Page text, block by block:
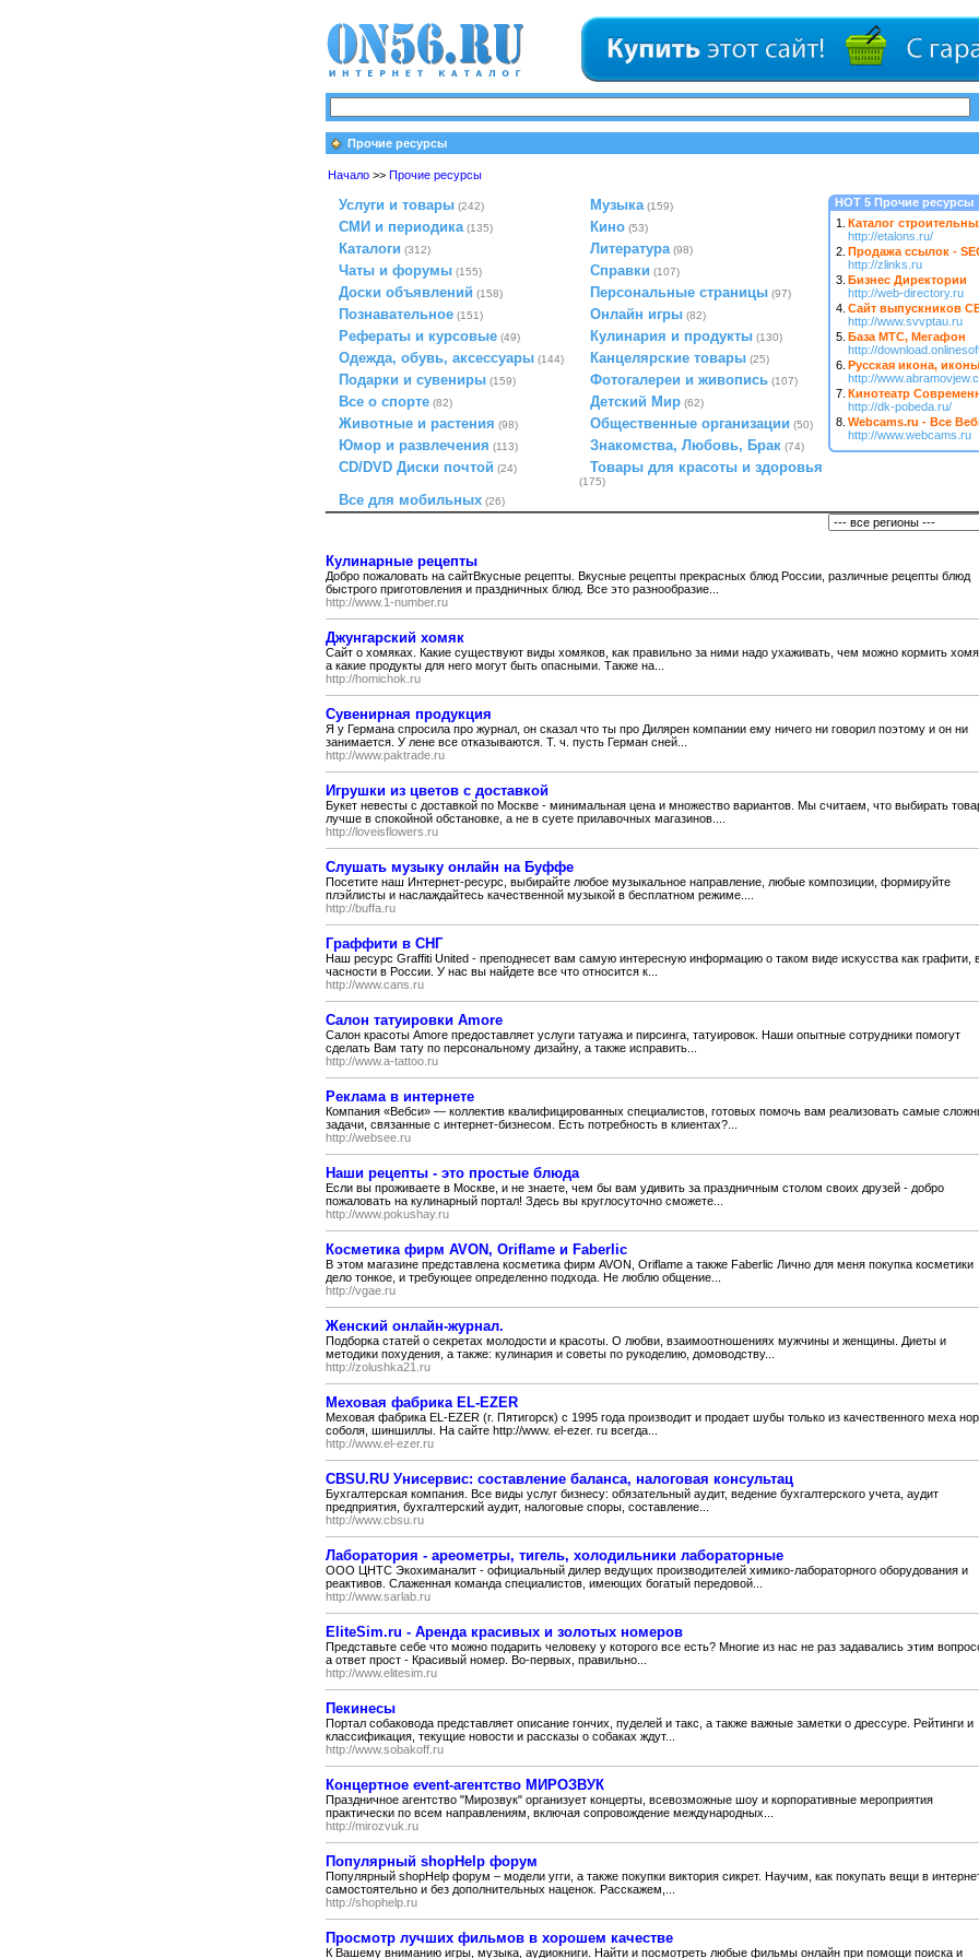
Прочие ресурсы
Начало >> Прочие ресурсы
Услуги и товары (242) Музыка (159)
СМИ и периодика (135) Кино (53)
Каталоги (312) Литература (98)
Чаты и форумы (155) Справки (107)
Доски объявлений (158) Персональные страницы (97)
Познавательное (151) Онлайн игры (82)
Рефераты и курсовые (49) Кулинария и продукты (130)
Одежда, обувь, аксессуары (144) Канцелярские товары (25)
Подарки и сувениры (159) Фотогалереи и живопись (107)
Все о спорте (82) Детский Мир (62)
Животные и растения (98) Общественные организации (50)
Юмор и развлечения (113) Знакомства, Любовь, Брак (74)
CD/DVD Диски почтой (24) Товары для красоты и здоровья
(175)
Все для мобильных (26)
HOT 5 Прочие ресурсы
1. Каталог
http://etalons.ru/
2. Продажа ссылок -
http://zlinks.ru
3. Бизнес Директории
http://web-directory.ru
4. Сайт выпускников
http://www.svvptau.ru
5. База МТС, Мегафон
http://
6. Русская икона,
http://
7. Кинотеатр
http://dk-pobeda.ru/
8. Webcams.ru - Все
http://www.webcams.ru
Кулинарные рецепты
Добро пожаловать на сайтВкусные рецепты. Вкусные рецепты прекрасных блюд России, различные рецепты блюд
быстрого приготовления и праздничных блюд. Все это разнообразие...
http://www.1-number.ru
Джунгарский хомяк
Сайт о хомяках. Какие существуют виды хомяков, как правильно за ними надо ухаживать, чем можно кормить
а какие продукты для него могут быть опасными. Также на...
http://homichok.ru
Сувенирная продукция
Я у Германа спросила про журнал, он сказал что ты про Дилярен компании ему ничего ни говорил поэтому и он ни
занимается. У лене все отказываются. Т. ч. пусть Герман сней...
http://www.paktrade.ru
Игрушки из цветов с доставкой
Букет невесты с доставкой по Москве - минимальная цена и множество вариантов. Мы считаем, что выбирать
лучше в спокойной обстановке, а не в суете прилавочных магазинов....
http://loveisflowers.ru
Слушать музыку онлайн на Буффе
Посетите наш Интернет-ресурс, выбирайте любое музыкальное направление, любые композиции, формируйте
плэйлисты и наслаждайтесь качественной музыкой в бесплатном режиме....
http://buffa.ru
Граффити в СНГ
Наш ресурс Graffiti United - преподнесет вам самую интересную информацию о таком виде искусства как графити,
часности в России. У нас вы найдете все что относится к...
http://www.cans.ru
Салон татуировки Amore
Салон красоты Amore предоставляет услуги татуажа и пирсинга, татуировок. Наши опытные сотрудники помогут
сделать Вам тату по персональному дизайну, а также исправить...
http://www.a-tattoo.ru
Реклама в интернете
Компания «Вебси» — коллектив квалифицированных специалистов, готовых помочь вам реализовать самые
задачи, связанные с интернет-бизнесом. Есть потребность в клиентах?...
http://websee.ru
Наши рецепты - это простые блюда
Если вы проживаете в Москве, и не знаете, чем бы вам удивить за праздничным столом своих друзей - добро
пожаловать на кулинарный портал! Здесь вы круглосуточно сможете...
http://www.pokushay.ru
Косметика фирм AVON, Oriflame и Faberlic
В этом магазине представлена косметика фирм AVON, Oriflame а также Faberlic Лично для меня покупка косметики
дело тонкое, и требующее определенно подхода. Не люблю общение...
http://vgae.ru
Женский онлайн-журнал.
Подборка статей о секретах молодости и красоты. О любви, взаимоотношениях мужчины и женщины. Диеты и
методики похудения, а также: кулинария и советы по рукоделию, домоводству...
http://zolushka21.ru
Меховая фабрика EL-EZER
Меховая фабрика EL-EZER (г. Пятигорск) c 1995 года производит и продает шубы только из качественного меха
соболя, шиншиллы. На сайте http://www. el-ezer. ru всегда...
http://www.el-ezer.ru
CBSU.RU Унисервис: составление баланса, налоговая консультац
Бухгалтерская компания. Все виды услуг бизнесу: обязательный аудит, ведение бухгалтерского учета, аудит
предприятия, бухгалтерский аудит, налоговые споры, составление...
http://www.cbsu.ru
Лаборатория - ареометры, тигель, холодильники лабораторные
ООО ЦНТС Экохиманалит - официальный дилер ведущих производителей химико-лабораторного оборудования и
реактивов. Слаженная команда специалистов, имеющих богатый передовой...
http://www.sarlab.ru
EliteSim.ru - Аренда красивых и золотых номеров
Представьте себе что можно подарить человеку у которого все есть? Многие из нас не раз задавались этим
а ответ прост - Красивый номер. Во-первых, правильно...
http://www.elitesim.ru
Пекинесы
Портал собаковода представляет описание гончих, пуделей и такс, а также важные заметки о дрессуре. Рейтинги и
классификация, текущие новости и рассказы о собаках ждут...
http://www.sobakoff.ru
Концертное event-агентство МИРОЗВУК
Праздничное агентство "Мирозвук" организует концерты, всевозможные шоу и корпоративные мероприятия
практически по всем направлениям, включая сопровождение международных...
http://mirozvuk.ru
Популярный shopHelp форум
Популярный shopHelp форум – модели угги, а также покупки виктория сикрет. Научим, как покупать вещи в
самостоятельно и без дополнительных наценок. Расскажем,...
http://shophelp.ru
Просмотр лучших фильмов в хорошем качестве
К Вашему вниманию игры, музыка, аудиокниги. Найти и посмотреть любые фильмы онлайн при помощи поиска и